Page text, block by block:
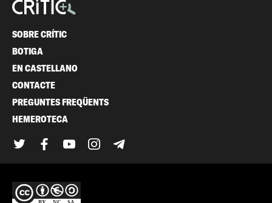
SOBRE CRÍTIC
BOTIGA
EN CASTELLANO
CONTACTE
PREGUNTES FREQÜENTS
HEMEROTECA
TwitterFacebook
YouTubeInstagram